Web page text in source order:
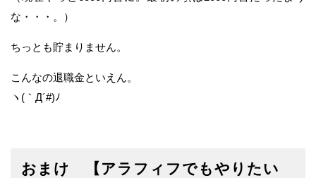
な・・・。）
ちっとも貯まりません。
こんなの退職金といえん。
ヽ(｀Д´#)ﾉ
おまけ 【アラフィフでもやりたい